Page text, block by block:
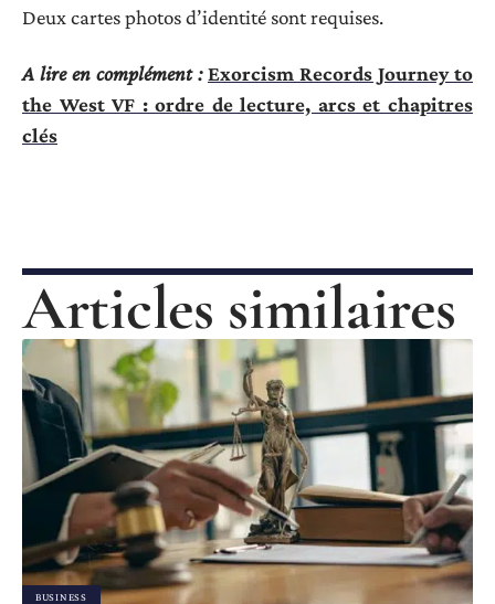
Deux cartes photos d’identité sont requises.
A lire en complément : Exorcism Records Journey to
the West VF : ordre de lecture, arcs et chapitres
clés
Articles similaires
BUSINESS